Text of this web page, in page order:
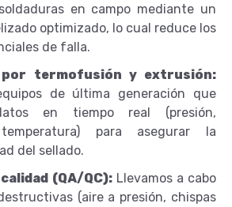
en campo mediante un
optimizado, lo cual reduce los
de falla.
por termofusión y extrusión:
de última generación que
en tiempo real (presión,
para asegurar la
del sellado.
(QA/QC):Llevamos a cabo
(aire a presión, chispas